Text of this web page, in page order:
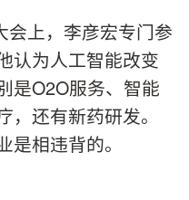
会上，李彦宏专门参
认为人工智能改变
是O2O服务、智能
还有新药研发。
相违背的。